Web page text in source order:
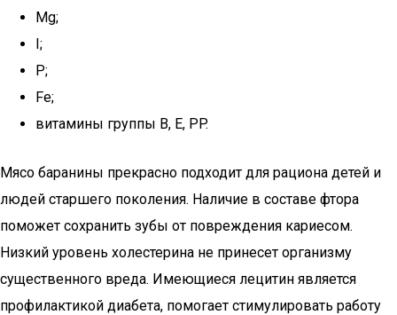
Mg;
I;
P;
Fe;
витамины группы B, E, PP.
Мясо баранины прекрасно подходит для рациона детей и
людей старшего поколения. Наличие в составе фтора
поможет сохранить зубы от повреждения кариесом.
Низкий уровень холестерина не принесет организму
существенного вреда. Имеющиеся лецитин является
профилактикой диабета, помогает стимулировать работу